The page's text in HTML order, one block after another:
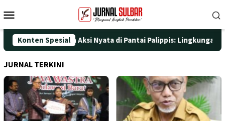
ke
Mobile
Konten Spesial
ke-25 dengan Aksi Nyata di Pantai Palippis: Lingkungan dan
JURNAL TERKINI